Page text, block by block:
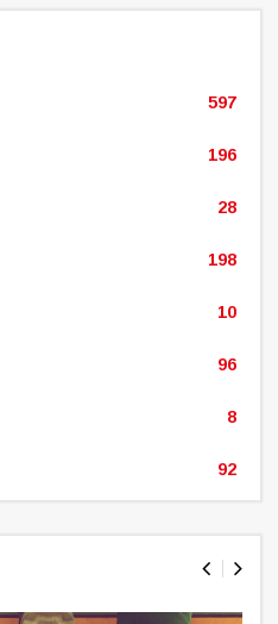
597
196
28
198
10
96
8
92